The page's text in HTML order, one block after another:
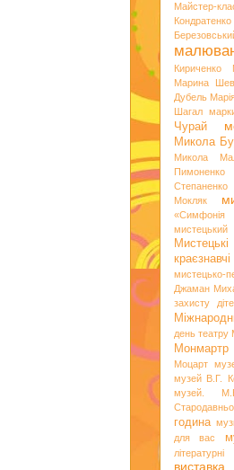
Майстер-
Кондратенко
Кириченко
Марина
Дубель
Шагал
Чурай
Микола
Микола
Пимоненко
Степаненко
Мокляк
«Симфонія
мистецько-
Джаман
захисту
день театру
Монмартр
Моцарт
музей В.Г.
музей.
година
для вас
виставка